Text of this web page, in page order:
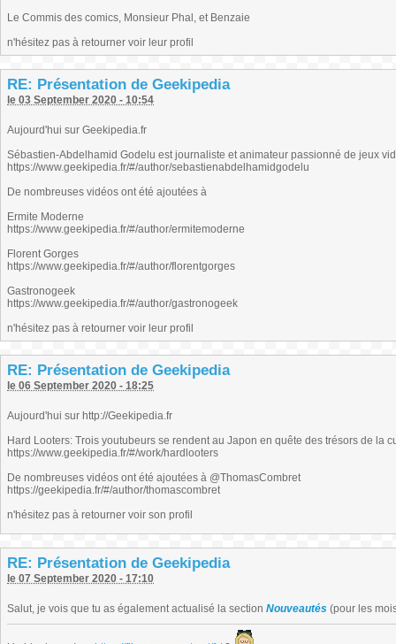
Le Commis des comics, Monsieur Phal, et Benzaie
n'hésitez pas à retourner voir leur profil
RE: Présentation de Geekipedia
le 03 September 2020 - 10:54
Aujourd'hui sur Geekipedia.fr
Sébastien-Abdelhamid Godelu est journaliste et animateur passionné de jeux
https://www.geekipedia.fr/#/author/sebastienabdelhamidgodelu
De nombreuses vidéos ont été ajoutées à
Ermite Moderne
https://www.geekipedia.fr/#/author/ermitemoderne
Florent Gorges
https://www.geekipedia.fr/#/author/florentgorges
Gastronogeek
https://www.geekipedia.fr/#/author/gastronogeek
n'hésitez pas à retourner voir leur profil
RE: Présentation de Geekipedia
le 06 September 2020 - 18:25
Aujourd'hui sur http://Geekipedia.fr
Hard Looters: Trois youtubeurs se rendent au Japon en quête des trésors de la
https://www.geekipedia.fr/#/work/hardlooters
De nombreuses vidéos ont été ajoutées à @ThomasCombret
https://geekipedia.fr/#/author/thomascombret
n'hésitez pas à retourner voir son profil
RE: Présentation de Geekipedia
le 07 September 2020 - 17:10
Salut, je vois que tu as également actualisé la section Nouveautés (pour les